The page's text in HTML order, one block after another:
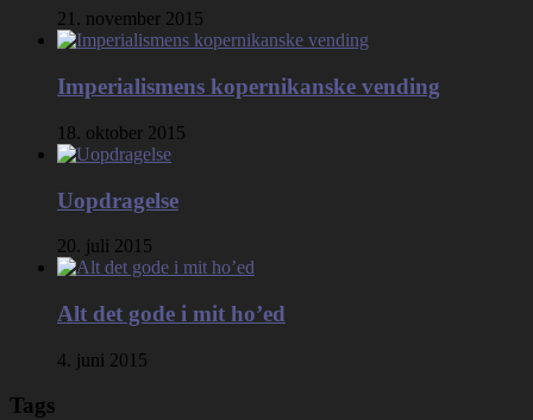
21. november 2015
Imperialismens kopernikanske vending
18. oktober 2015
Uopdragelse
20. juli 2015
Alt det gode i mit ho’ed
4. juni 2015
Tags